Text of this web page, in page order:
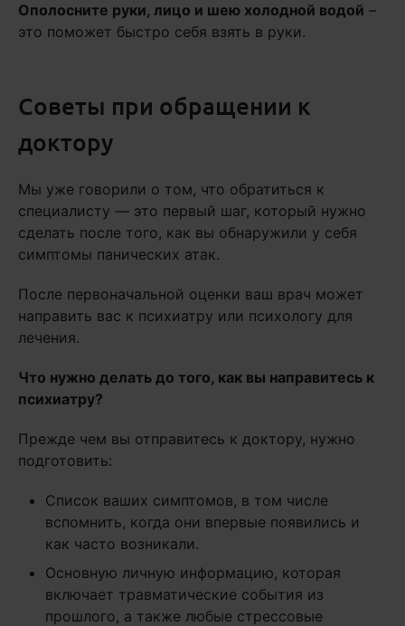
Ополосните руки, лицо и шею холодной водой –
это поможет быстро себя взять в руки.
Советы при обращении к
доктору
Мы уже говорили о том, что обратиться к
специалисту — это первый шаг, который нужно
сделать после того, как вы обнаружили у себя
симптомы панических атак.
После первоначальной оценки ваш врач может
направить вас к психиатру или психологу для
лечения.
Что нужно делать до того, как вы направитесь к
психиатру?
Прежде чем вы отправитесь к доктору, нужно
подготовить:
Список ваших симптомов, в том числе
вспомнить, когда они впервые появились и
как часто возникали.
Основную личную информацию, которая
включает травматические события из
прошлого, а также любые стрессовые